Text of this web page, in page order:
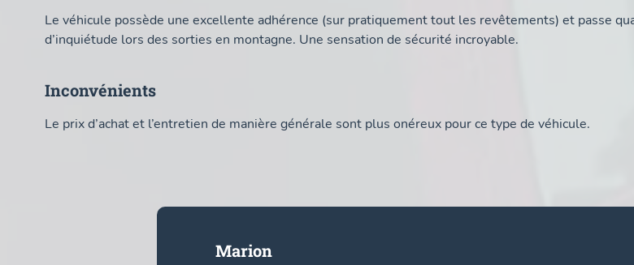
Le véhicule possède une excellente adhérence (sur pratiquement tout les revêtements) et passe
d’inquiétude lors des sorties en montagne. Une sensation de sécurité incroyable.
Inconvénients
Le prix d’achat et l’entretien de manière générale sont plus onéreux pour ce type de véhicule.
Marion